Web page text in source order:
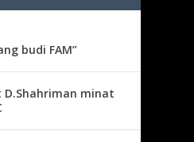
budi FAM”
D.Shahriman minat